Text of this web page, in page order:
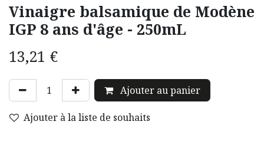
Vinaigre balsamique de Modène
IGP 8 ans d'âge - 250mL
13,21 €
Ajouter au panier
Ajouter à la liste de souhaits